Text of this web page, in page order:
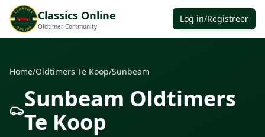
Classics Online
Oldtimer Community
Log in/Registreer
Home/Oldtimers Te Koop/Sunbeam
Sunbeam Oldtimers
Te Koop